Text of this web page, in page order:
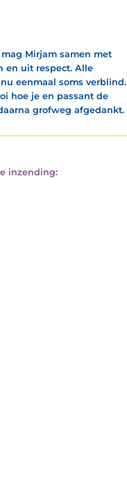
Mirjam samen met
en uit respect. Alle
eenmaal soms verblind.
hoe je en passant de
grofweg afgedankt.
inzending: